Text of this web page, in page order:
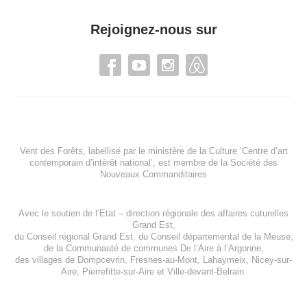
Rejoignez-nous sur
Vent des Forêts, labellisé par le ministère de la Culture ‘Centre d’art
contemporain d’intérêt national’, est membre de la Société des
Nouveaux Commanditaires
Avec le soutien de l’Etat – direction régionale des affaires cuturelles
Grand Est,
du Conseil régional Grand Est, du Conseil départemental de la Meuse,
de la Communauté de communes De l’Aire à l’Argonne,
des villages de Dompcevrin Fresnes-au-Mont Lahaymeix
Nicey-sur-
Aire, Pierrefitte-sur-Aireet Ville-devant-Belrain.